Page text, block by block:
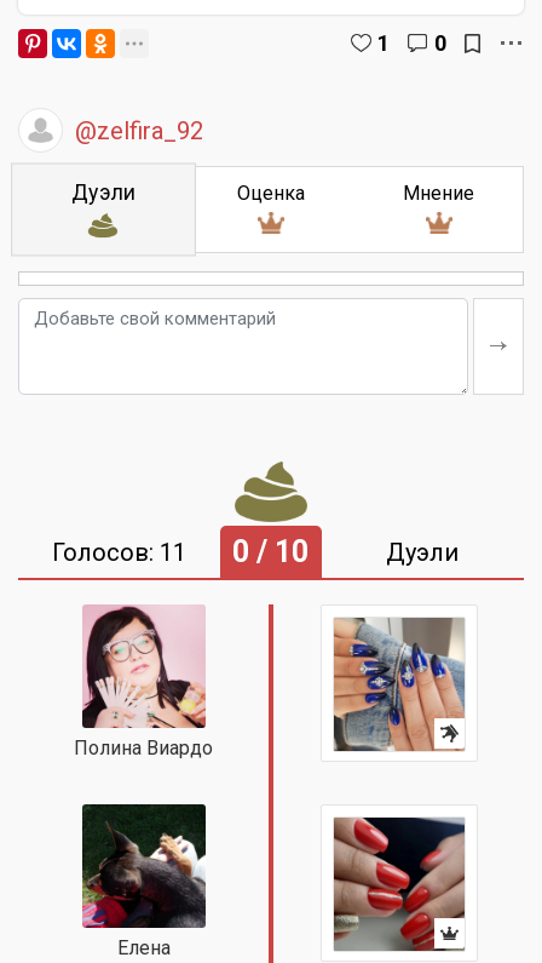
1 0
@zelfira_92
Дуэли Оценка Мнение
Голосов: 11 0 / 10 Дуэли
Полина Виардо
Елена